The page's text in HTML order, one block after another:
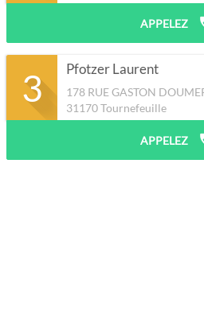
APPELEZ
3 Pfotzer Laurent
178 RUE GASTON
31170Tournefeuille
APPELEZ